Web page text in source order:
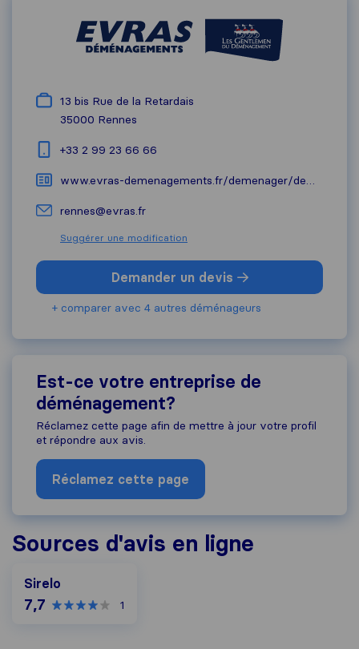
13 bis Rue de la Retardais
35000 Rennes
+33 2 99 23 66 66
www.evras-demenagements.fr/demenager/demenagement-rennes
rennes@evras.fr
Suggérer une modification
Demander un devis
+ comparer avec 4 autres déménageurs
Est-ce votre entreprise de
déménagement?
Réclamez cette page afin de mettre à jour votre profil
et répondre aux avis.
Réclamez cette page
Sources d'avis en ligne
Sirelo
7,7 1